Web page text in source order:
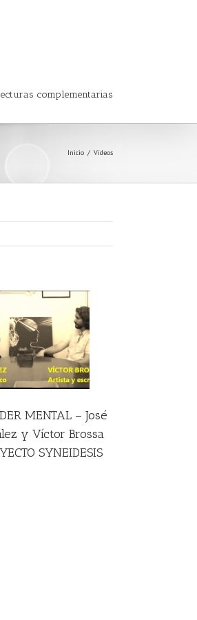
complementarias
Inicio Videos
MENTAL – José
y Víctor Brossa
SYNEIDESIS